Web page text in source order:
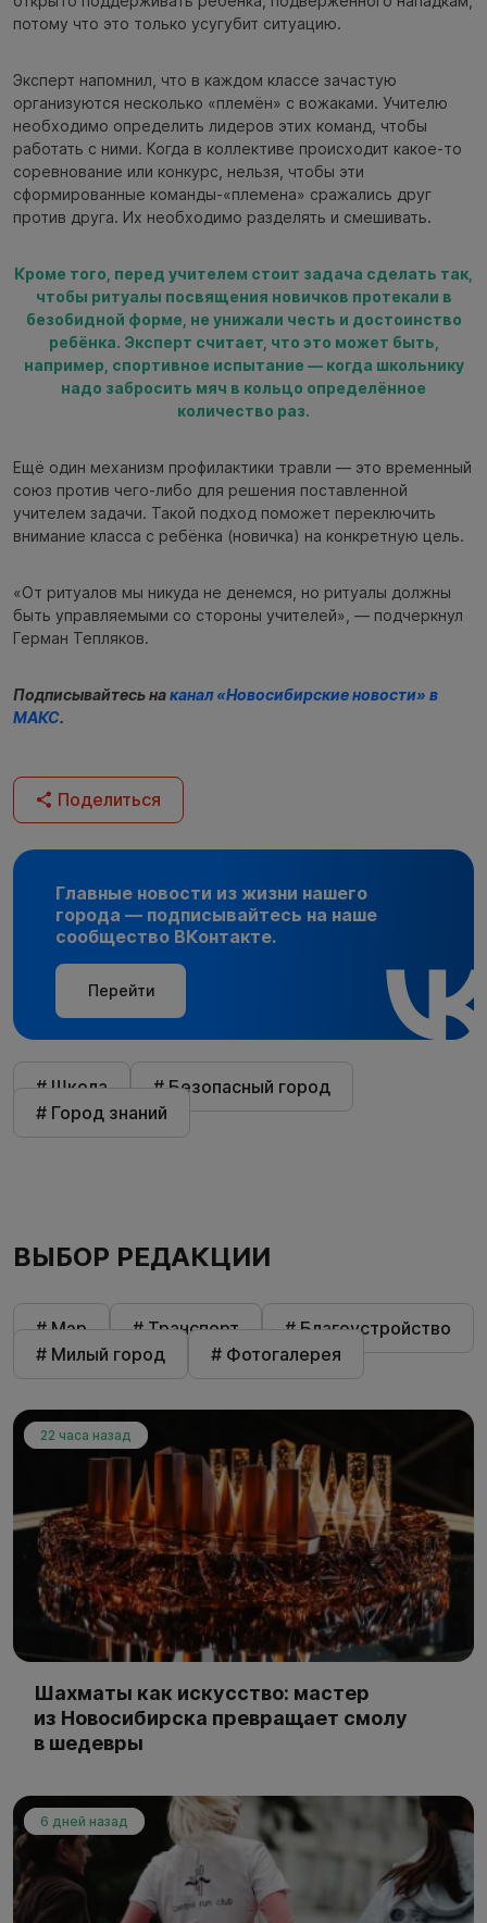
потому что это только усугубит ситуацию.
Эксперт напомнил, что в каждом классе зачастую
организуются несколько «племён» с вожаками. Учителю
необходимо определить лидеров этих команд, чтобы
работать с ними. Когда в коллективе происходит какое-то
соревнование или конкурс, нельзя, чтобы эти
сформированные команды-«племена» сражались друг
против друга. Их необходимо разделять и смешивать.
Кроме того, перед учителем стоит задача сделать так,
чтобы ритуалы посвящения новичков протекали в
безобидной форме, не унижали честь и достоинство
ребёнка. Эксперт считает, что это может быть,
например, спортивное испытание — когда школьнику
надо забросить мяч в кольцо определённое
количество раз.
Ещё один механизм профилактики травли — это временный
союз против чего-либо для решения поставленной
учителем задачи. Такой подход поможет переключить
внимание класса с ребёнка (новичка) на конкретную цель.
«От ритуалов мы никуда не денемся, но ритуалы должны
быть управляемыми со стороны учителей», — подчеркнул
Герман Тепляков.
Подписывайтесь наканал «Новосибирские новости» в
МАКС.
Поделиться
Главные новости из жизни нашего
города — подписывайтесь на наше
сообщество ВКонтакте.
Перейти
# Школа
# Безопасный город
# Город знаний
ВЫБОР РЕДАКЦИИ
# Мэр # Транспорт
# Благоустройство
# Милый город
# Фотогалерея
22 часа назад
Шахматы как искусство: мастер
из Новосибирска превращает смолу
в шедевры
6 дней назад